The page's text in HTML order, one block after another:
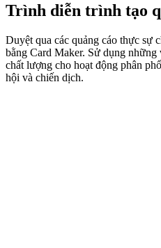
Trình diễn trình tạo
Duyệt qua các quảng cáo thực sự
bằng Card Maker. Sử dụng
chất lượng cho hoạt động phân
hội và chiến dịch.